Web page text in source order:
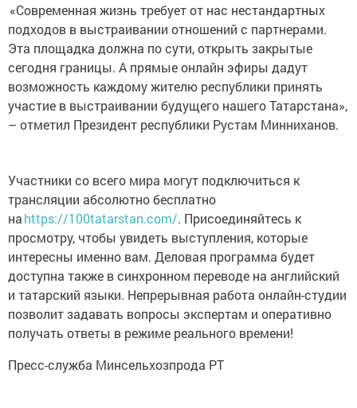
«Современная жизнь требует от нас нестандартных
подходов в выстраивании отношений с партнерами.
Эта площадка должна по сути, открыть закрытые
сегодня границы. А прямые онлайн эфиры дадут
возможность каждому жителю республики принять
участие в выстраивании будущего нашего Татарстана»,
– отметил Президент республики Рустам Минниханов.
Участники со всего мира могут подключиться к
трансляции абсолютно бесплатно
наhttps://100tatarstan.com/. Присоединяйтесь к
просмотру, чтобы увидеть выступления, которые
интересны именно вам. Деловая программа будет
доступна также в синхронном переводе на английский
и татарский языки. Непрерывная работа онлайн-студии
позволит задавать вопросы экспертам и оперативно
получать ответы в режиме реального времени!
Пресс-служба Минсельхозпрода РТ